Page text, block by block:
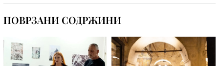
ПОВРЗАНИ СОДРЖИНИ